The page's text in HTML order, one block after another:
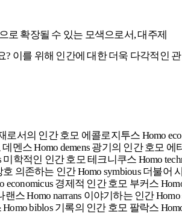
로 확장될 수 있는 모색으로서,대주제
이를 위해 인간에 대한 더욱 다각적인 관